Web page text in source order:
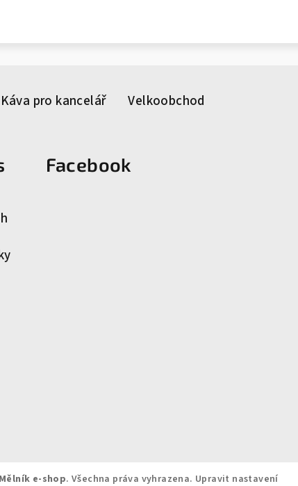
Káva pro kancelář Velkoobchod
Facebook
e-shop. Všechna práva vyhrazena. Upravit nastavení